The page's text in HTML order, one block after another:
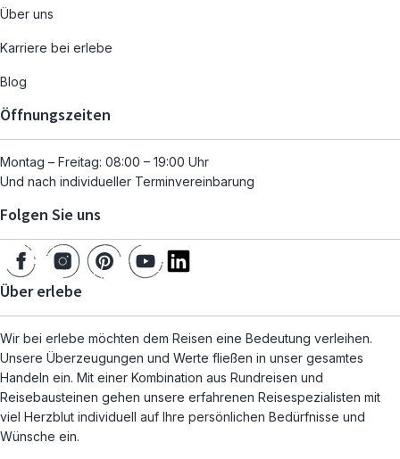
Über uns
Karriere bei erlebe
Blog
Öffnungszeiten
Montag – Freitag: 08:00 – 19:00 Uhr
Und nach individueller Terminvereinbarung
Folgen Sie uns
Über erlebe
Wir bei erlebe möchten dem Reisen eine Bedeutung verleihen.
Unsere Überzeugungen und Werte fließen in unser gesamtes
Handeln ein. Mit einer Kombination aus Rundreisen und
Reisebausteinen gehen unsere erfahrenen Reisespezialisten mit
viel Herzblut individuell auf Ihre persönlichen Bedürfnisse und
Wünsche ein.